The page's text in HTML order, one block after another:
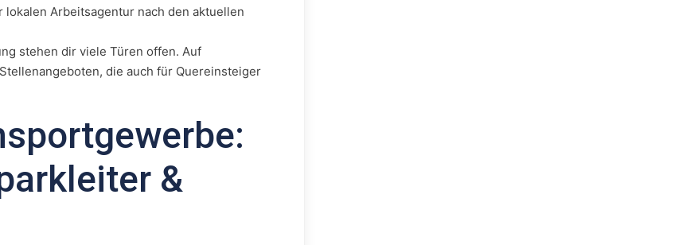
Arbeitsagentur nach den aktuellen
stehen dir viele Türen offen. Auf
die auch für Quereinsteiger
&